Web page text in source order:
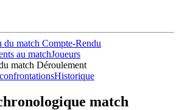
Compte-Rendu
Joueurs
Déroulement
Historique
match